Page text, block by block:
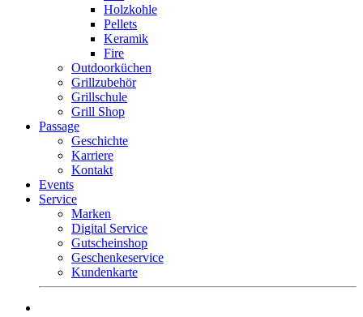
Holzkohle
Pellets
Keramik
Fire
Outdoorküchen
Grillzubehör
Grillschule
Grill Shop
Passage
Geschichte
Karriere
Kontakt
Events
Service
Marken
Digital Service
Gutscheinshop
Geschenkeservice
Kundenkarte